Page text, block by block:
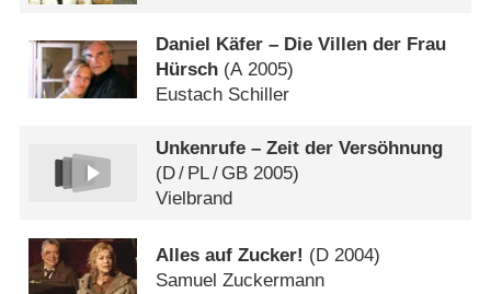
Daniel Käfer – Die Villen der Frau
Hürsch (A2005)
Eustach Schiller
Unkenrufe – Zeit der Versöhnung
(D/ PL/ GB 2005)
Vielbrand
Alles auf Zucker! (D 2004)
Samuel Zuckermann